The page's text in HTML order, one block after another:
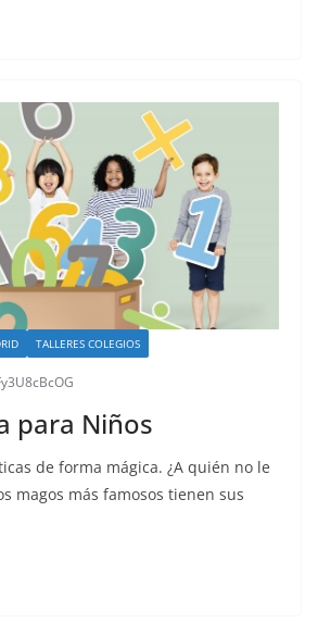
TALLERES COLEGIOS
para Niños
de forma mágica. ¿A quién no le
magos más famosos tienen sus